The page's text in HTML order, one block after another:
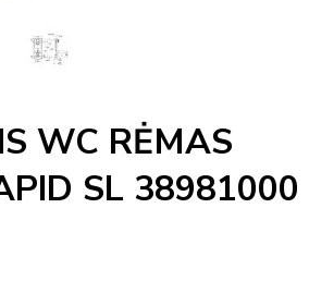
WC RĖMAS
SL 38981000